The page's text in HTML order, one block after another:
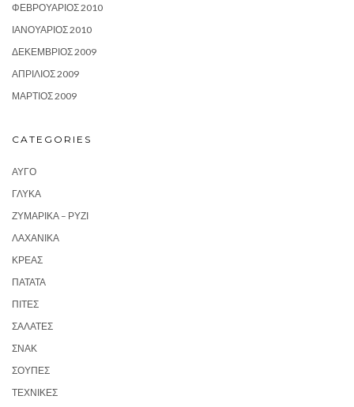
ΦΕΒΡΟΥΆΡΙΟΣ 2010
ΙΑΝΟΥΆΡΙΟΣ 2010
ΔΕΚΈΜΒΡΙΟΣ 2009
ΑΠΡΊΛΙΟΣ 2009
ΜΆΡΤΙΟΣ 2009
CATEGORIES
ΑΥΓΌ
ΓΛΥΚΆ
ΖΥΜΑΡΙΚΆ – ΡΎΖΙ
ΛΑΧΑΝΙΚΆ
ΚΡΈΑΣ
ΠΑΤΆΤΑ
ΠΊΤΕΣ
ΣΑΛΆΤΕΣ
ΣΝΑΚ
ΣΟΎΠΕΣ
ΤΕΧΝΙΚΈΣ